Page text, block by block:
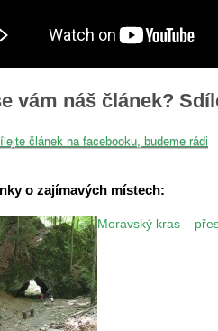
vám náš článek?
článek na facebooku, budeme rádi
o zajímavých místech:
Moravský kras –